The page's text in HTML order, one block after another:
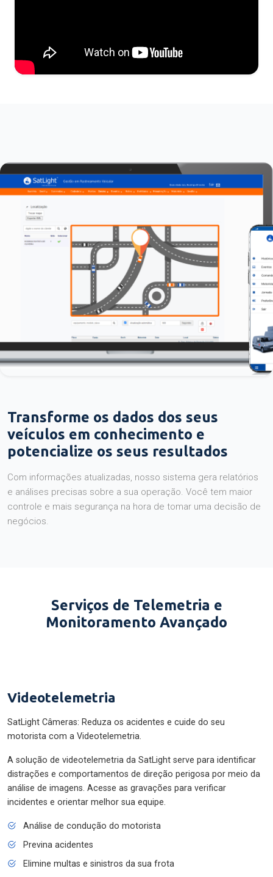
Transforme os dados dos seus
veículos em conhecimento e
potencialize os seus resultados
Com informações atualizadas, nosso sistema gera relatórios
e análises precisas sobre a sua operação. Você tem maior
controle e mais segurança na hora de tomar uma decisão de
negócios.
Serviços de Telemetria e
Monitoramento Avançado
Videotelemetria
SatLight Câmeras: Reduza os acidentes e cuide do seu
motorista com a Videotelemetria.
A solução de videotelemetria da SatLight serve para identificar
distrações e comportamentos de direção perigosa por meio da
análise de imagens. Acesse as gravações para verificar
incidentes e orientar melhor sua equipe.
Análise de condução do motorista
Previna acidentes
Elimine multas e sinistros da sua frota